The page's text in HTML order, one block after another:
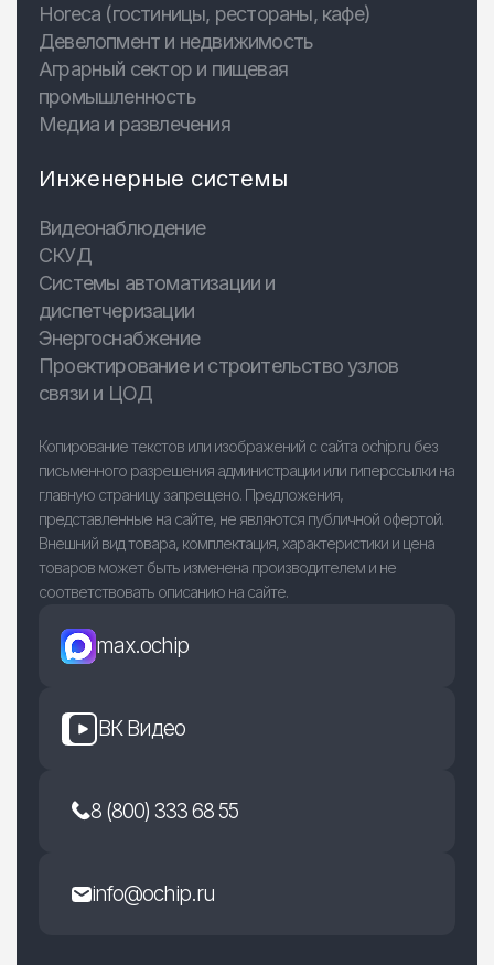
Horeca (гостиницы, рестораны, кафе)
Девелопмент и недвижимость
Аграрный сектор и пищевая
промышленность
Медиа и развлечения
Инженерные системы
Видеонаблюдение
СКУД
Системы автоматизации и
диспетчеризации
Энергоснабжение
Проектирование и строительство узлов
связи и ЦОД
Копирование текстов или изображений с сайта ochip.ru без
письменного разрешения администрации или гиперссылки на
главную страницу запрещено. Предложения,
представленные на сайте, не являются публичной офертой.
Внешний вид товара, комплектация, характеристики и цена
товаров может быть изменена производителем и не
соответствовать описанию на сайте.
max.ochip
ВК Видео
8 (800) 333 68 55
info@ochip.ru